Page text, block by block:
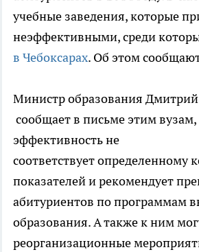
учебные заведения, которые
неэффективными, среди
в Чебоксарах. Об этом
Министр образования
сообщает в письме этим вузам,
эффективность не
соответствует определенному
показателей и рекомендует
абитуриентов по программам
образования. А также к ним
реорганизационные